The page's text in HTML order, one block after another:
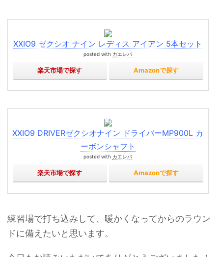
XXIO9 ゼクシオ ナイン レディス アイアン 5本セット
posted with カエレバ
楽天市場で探す Amazonで探す
XXIO9 DRIVERゼクシオナイン ドライバーMP900L カ
ーボンシャフト
posted with カエレバ
楽天市場で探す Amazonで探す
練習場で打ち込みして、暖かくなってからのラウン
ドに備えたいと思います。